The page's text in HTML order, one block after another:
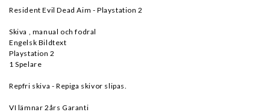
Resident Evil Dead Aim - Playstation 2
Skiva , manual och fodral
Engelsk Bildtext
Playstation 2
1 Spelare
Repfri skiva - Repiga skivor slipas.
VI lämnar 2års Garanti